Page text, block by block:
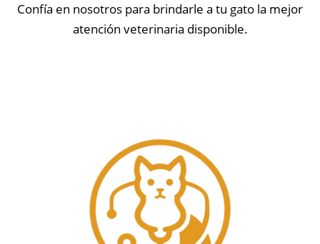
Confía en nosotros para brindarle a tu gato la mejor
atención veterinaria disponible.